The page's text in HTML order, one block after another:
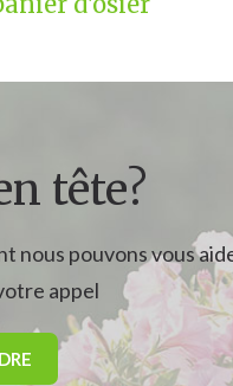
tête?
nous pouvons vous
appel